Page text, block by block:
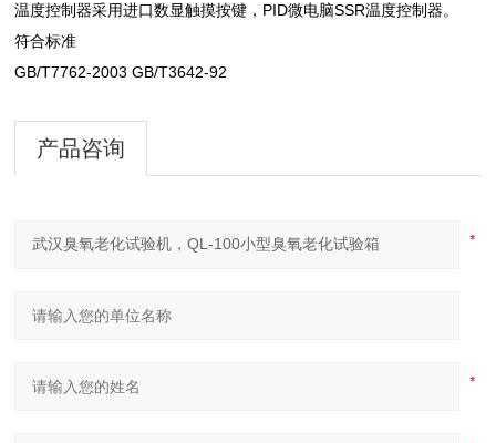
温度控制器采用进口数显触摸按键，PID微电脑SSR温度控制器。
符合标准
GB/T7762-2003 GB/T3642-92
产品咨询